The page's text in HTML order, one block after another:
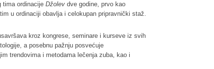
tima ordinacije Džolev dve godine, prvo kao
u ordinaciji obavlja i celokupan pripravnički staž.
kroz kongrese, seminare i kurseve iz svih
a posebnu pažnju posvećuje
trendovima i metodama lečenja zuba, kao i